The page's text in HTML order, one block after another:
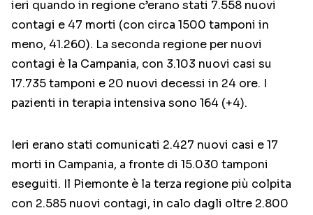
ieri quando in regione c’erano stati 7.558 nuovi
contagi e 47 morti (con circa 1500 tamponi in
meno, 41.260). La seconda regione per nuovi
contagi è la Campania, con 3.103 nuovi casi su
17.735 tamponi e 20 nuovi decessi in 24 ore. I
pazienti in terapia intensiva sono 164 (+4).
Ieri erano stati comunicati 2.427 nuovi casi e 17
morti in Campania, a fronte di 15.030 tamponi
eseguiti. Il Piemonte è la terza regione più colpita
con 2.585 nuovi contagi, in calo dagli oltre 2.800